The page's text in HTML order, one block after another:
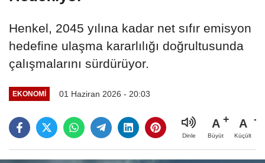
Henkel, 2045 yılına kadar net sıfır emisyon
hedefine ulaşma kararlılığı doğrultusunda
çalışmalarını sürdürüyor.
EKONOMI 01 Haziran 2026 - 20:03
Dinle
A
Büyüt
A
Küçült